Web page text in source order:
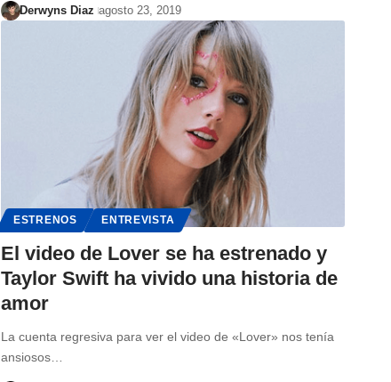
Derwyns Diaz agosto 23, 2019
ESTRENOS ENTREVISTA
El video de Lover se ha estrenado y
Taylor Swift ha vivido una historia de
amor
La cuenta regresiva para ver el video de «Lover» nos tenía
ansiosos…